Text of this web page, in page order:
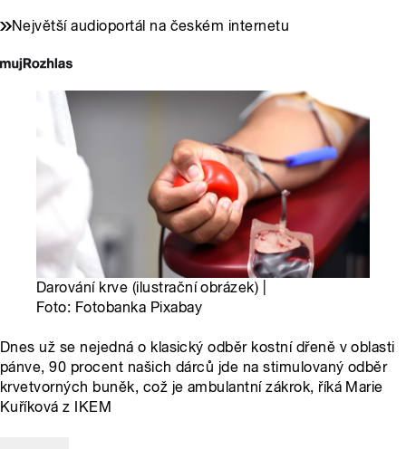
Největší audioportál na českém internetu
Darování krve (ilustrační obrázek) |
Foto: Fotobanka Pixabay
Dnes už se nejedná o klasický odběr kostní dřeně v oblasti
pánve, 90 procent našich dárců jde na stimulovaný odběr
krvetvorných buněk, což je ambulantní zákrok, říká Marie
Kuříková z IKEM